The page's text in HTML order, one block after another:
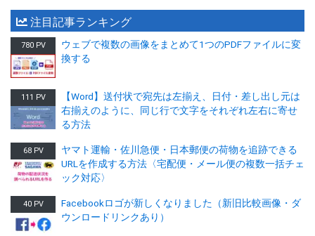
注目記事ランキング
780 PV
ウェブで複数の画像をまとめて1つのPDFファイルに変
換する
111 PV
【Word】送付状で宛先は左揃え、日付・差し出し元は
右揃えのように、同じ行で文字をそれぞれ左右に寄せ
る方法
68 PV
ヤマト運輸・佐川急便・日本郵便の荷物を追跡できる
URLを作成する方法〈宅配便・メール便の複数一括チェ
ック対応〉
40 PV
Facebookロゴが新しくなりました（新旧比較画像・ダ
ウンロードリンクあり）